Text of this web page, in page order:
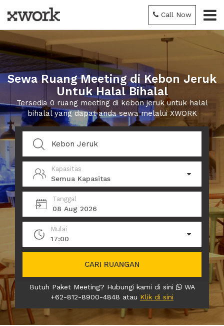
Call Now
Sewa Ruang Meeting di Kebon Jeruk
Untuk Halal Bihalal
Tersedia 0 ruang meeting di kebon jeruk untuk halal
bihalal yang dapat anda sewa melalui XWORK
Kapasitas
Semua Kapasitas
Tanggal
08 Aug 2026
Mulai
17:00
CARI RUANGAN
Butuh Paket Meeting? Hubungi kami di sini
WA
+62-812-8900-4848 atau Klik di sini